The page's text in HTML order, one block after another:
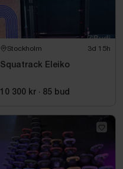
Stockholm 3d 15h
Squatrack Eleiko
10 300 kr · 85 bud